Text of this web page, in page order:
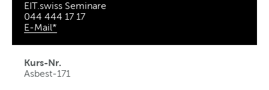
EIT.swiss Seminare
044 444 17 17
E-Mail*
Kurs-Nr.
Asbest-171